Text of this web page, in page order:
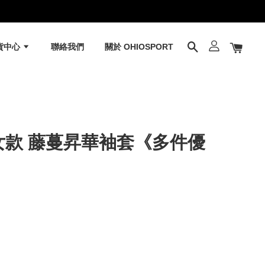
中心 聯絡我們 關於 OHIOSPORT
藤蔓昇華袖套《多件優